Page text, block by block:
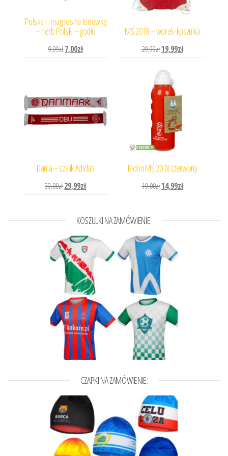
Polska – magnes na lodówkę
– herb Polski – godło
9,99złPierwotna cena wynosiła: 9,99zł.
7,00złAktualna cena wynosi: 7,00zł.
MŚ 2018 – worek-koszulka
29,99złPierwotna cena wynosiła:
19,99złAktualna cena
Dania – szalik Adidas
39,00złPierwotna cena wynosiła: 39,00zł.
29,99złAktualna cena wynosi: 29,99zł.
Bidon MŚ 2018 czerwony
19,00złPierwotna cena wynosiła:
14,99złAktualna cena
KOSZULKI NA ZAMÓWIENIE:
CZAPKI NA ZAMÓWIENIE: